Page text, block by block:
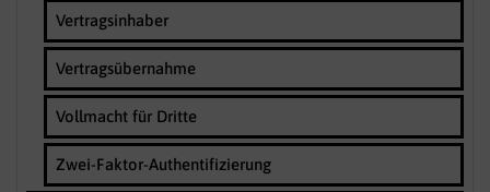
Vertragsinhaber
Vertragsübernahme
Vollmacht für Dritte
Zwei-Faktor-Authentifizierung